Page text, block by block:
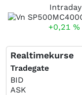
Intraday
+0,21 %
Realtimekurse
Tradegate
BID
ASK